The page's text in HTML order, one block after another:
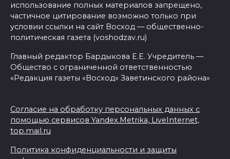
использование полных материалов запрещено,
частичное цитирование возможно только при
условии ссылки на сайт Восход — общественно-
политическая газета (voshodzav.ru)
Главный редактор Бардыкова Е.Е. Учредитель —
Общество с ограниченной ответственностью
«Редакция газеты «Восход» Заветинского района»
Согласие на обработку персональных данных с
помощью сервисов Yandex.Metrika, LiveInternet,
top.mail.ru
Политика конфиденциальности и защиты